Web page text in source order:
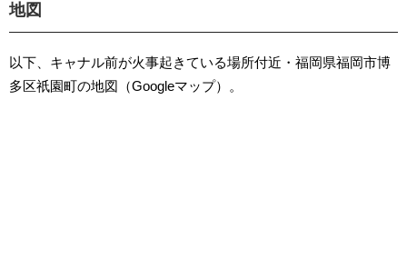
地図
以下、キャナル前が火事起きている場所付近・福岡県福岡市博
多区祇園町の地図（Googleマップ）。